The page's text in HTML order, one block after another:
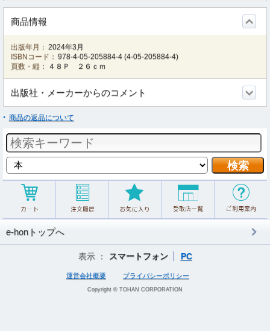
商品情報
出版年月： 2024年3月
ISBNコード： 978-4-05-205884-4 (4-05-205884-4)
頁数・縦：
４８Ｐ ２６ｃｍ
出版社・メーカーからのコメント
商品の返品について
e-honトップへ
表示 ： スマートフォン PC
運営会社概要 プライバシーポリシー
Copyright © TOHAN CORPORATION